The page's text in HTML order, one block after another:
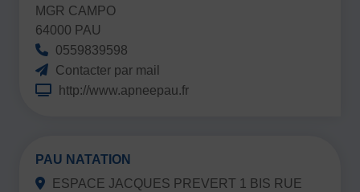
MGR CAMPO
64000 PAU
0559839598
Contacter par mail
http://www.apneepau.fr
PAU NATATION
ESPACE JACQUES PREVERT 1 BIS RUE